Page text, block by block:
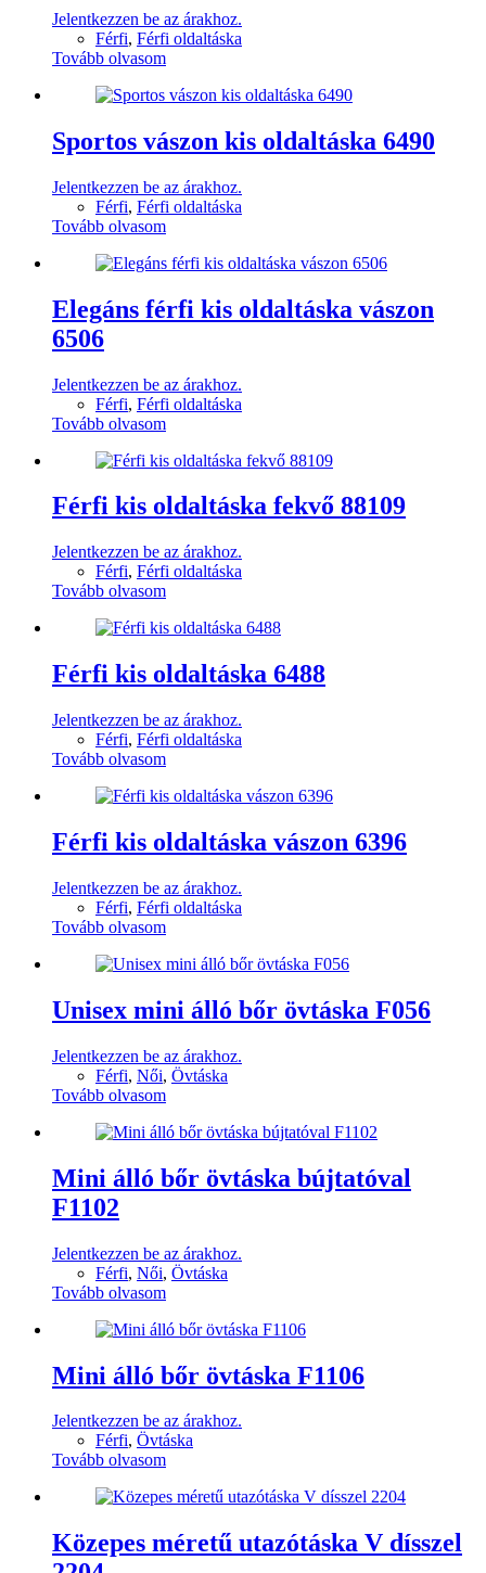
Jelentkezzen be az árakhoz.
Férfi, Férfi oldaltáska
Tovább olvasom
Sportos vászon kis oldaltáska 6490
Jelentkezzen be az árakhoz.
Férfi, Férfi oldaltáska
Tovább olvasom
Elegáns férfi kis oldaltáska vászon
6506
Jelentkezzen be az árakhoz.
Férfi, Férfi oldaltáska
Tovább olvasom
Férfi kis oldaltáska fekvő 88109
Jelentkezzen be az árakhoz.
Férfi, Férfi oldaltáska
Tovább olvasom
Férfi kis oldaltáska 6488
Jelentkezzen be az árakhoz.
Férfi, Férfi oldaltáska
Tovább olvasom
Férfi kis oldaltáska vászon 6396
Jelentkezzen be az árakhoz.
Férfi, Férfi oldaltáska
Tovább olvasom
Unisex mini álló bőr övtáska F056
Jelentkezzen be az árakhoz.
Férfi, Női, Övtáska
Tovább olvasom
Mini álló bőr övtáska bújtatóval
F1102
Jelentkezzen be az árakhoz.
Férfi, Női, Övtáska
Tovább olvasom
Mini álló bőr övtáska F1106
Jelentkezzen be az árakhoz.
Férfi, Övtáska
Tovább olvasom
Közepes méretű utazótáska V dísszel